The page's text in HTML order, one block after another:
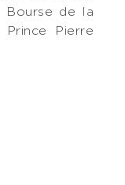
Bourse de la
Pierre